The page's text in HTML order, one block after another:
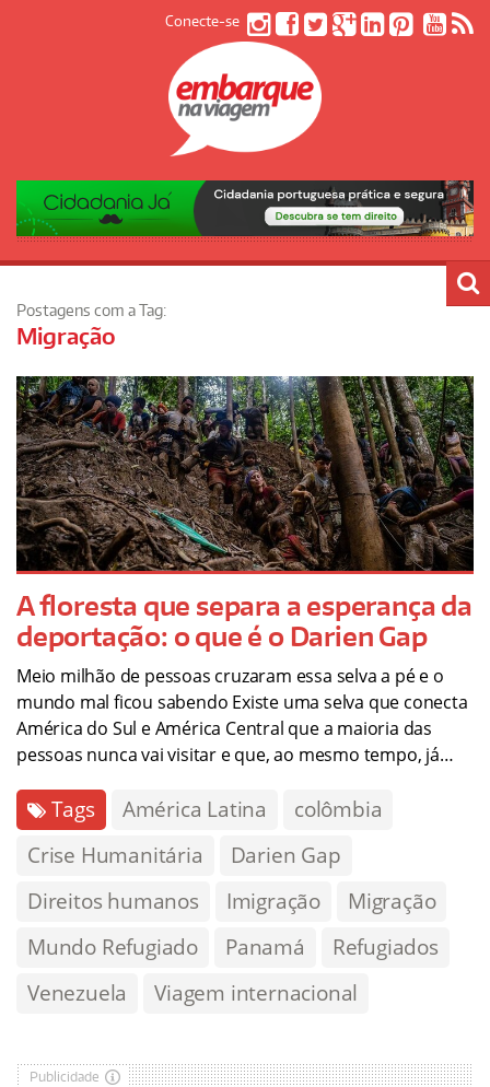
Conecte-se
Postagens com a Tag:
Migração
A floresta que separa a esperança da
deportação: o que é o Darien Gap
Meio milhão de pessoas cruzaram essa selva a pé e o
mundo mal ficou sabendo Existe uma selva que conecta
América do Sul e América Central que a maioria das
pessoas nunca vai visitar e que, ao mesmo tempo, já…
Tags América Latina
colômbia
Crise Humanitária
Darien Gap
Direitos humanos
Imigração
Migração
Mundo Refugiado
Panamá
Refugiados
Venezuela
Viagem internacional
Publicidade